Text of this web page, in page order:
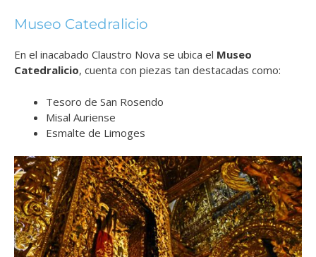
Museo Catedralicio
En el inacabado Claustro Nova se ubica el Museo
Catedralicio, cuenta con piezas tan destacadas como:
Tesoro de San Rosendo
Misal Auriense
Esmalte de Limoges